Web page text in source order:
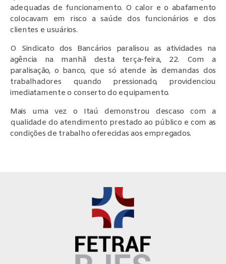
adequadas de funcionamento. O calor e o abafamento
colocavam em risco a saúde dos funcionários e dos
clientes e usuários.
O Sindicato dos Bancários paralisou as atividades na
agência na manhã desta terça-feira, 22. Com a
paralisação, o banco, que só atende às demandas dos
trabalhadores quando pressionado, providenciou
imediatamente o conserto do equipamento.
Mais uma vez o Itaú demonstrou descaso com a
qualidade do atendimento prestado ao público e com as
condições de trabalho oferecidas aos empregados.